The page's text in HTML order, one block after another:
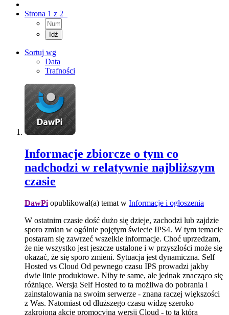
Strona 1 z 2
Sortuj wg
Data
Trafności
Informacje zbiorcze o tym co
nadchodzi w relatywnie najbliższym
czasie
DawPi opublikował(a) temat w Informacje i ogłoszenia
W ostatnim czasie dość dużo się dzieje, zachodzi lub zajdzie
sporo zmian w ogólnie pojętym świecie IPS4. W tym temacie
postaram się zawrzeć wszelkie informacje. Choć uprzedzam,
że nie wszystko jest jeszcze ustalone i w przyszłości może się
okazać, że się sporo zmieni. Sytuacja jest dynamiczna. Self
Hosted vs Cloud Od pewnego czasu IPS prowadzi jakby
dwie linie produktowe. Niby te same, ale jednak znacząco się
różniące. Wersja Self Hosted to ta możliwa do pobrania i
zainstalowania na swoim serwerze - znana raczej większości
z Was. Natomiast od dłuższego czasu widzę szeroko
zakrojoną akcję promocyjną wersji Cloud - to ta która